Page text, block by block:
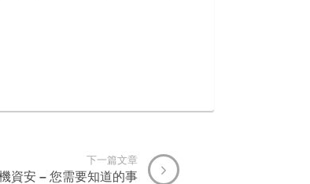
下一篇文章
資安 – 您需要知道的事